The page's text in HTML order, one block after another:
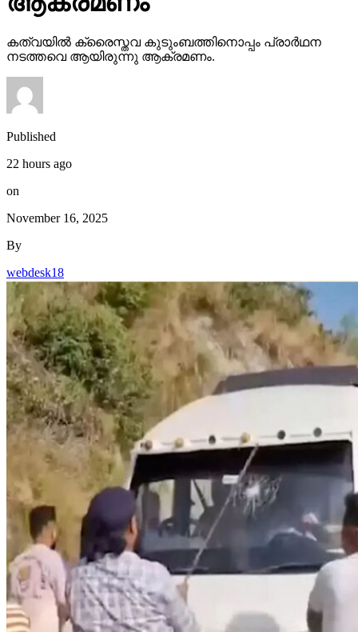
കത്വയില്‍ ക്രൈസ്തവ കുടുംബത്തിനൊപ്പം പ്രാര്‍ഥന
നടത്തവെ ആയിരുന്നു ആക്രമണം.
Published
22 hours ago
on
November 16, 2025
By
webdesk18